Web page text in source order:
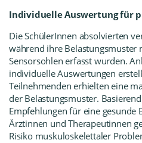
Individuelle Auswertung für
Die SchülerInnen absolvierten
während ihre Belastungsmuster
Sensorsohlen erfasst wurden.
individuelle Auswertungen
Teilnehmenden erhielten eine
der Belastungsmuster.
Empfehlungen für eine gesunde
Ärztinnen und Therapeutinnen
Risiko muskuloskelettaler